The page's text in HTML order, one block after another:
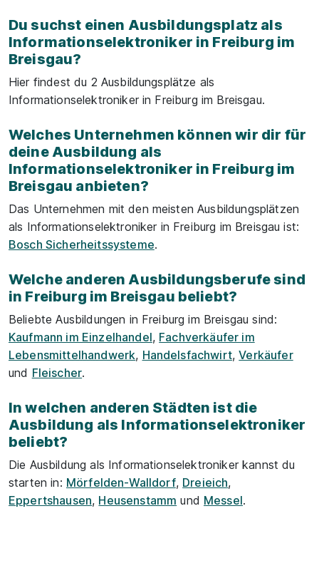
Du suchst einen Ausbildungsplatz als
Informationselektroniker in Freiburg im
Breisgau?
Hier findest du 2 Ausbildungsplätze als
Informationselektroniker in Freiburg im Breisgau.
Welches Unternehmen können wir dir für
deine Ausbildung als
Informationselektroniker in Freiburg im
Breisgau anbieten?
Das Unternehmen mit den meisten Ausbildungsplätzen
als Informationselektroniker in Freiburg im Breisgau ist:
Bosch Sicherheitssysteme.
Welche anderen Ausbildungsberufe sind
in Freiburg im Breisgau beliebt?
Beliebte Ausbildungen in Freiburg im Breisgau sind:
Kaufmann im Einzelhandel, Fachverkäufer im
Lebensmittelhandwerk, Handelsfachwirt,Verkäufer
und Fleischer.
In welchen anderen Städten ist die
Ausbildung als Informationselektroniker
beliebt?
Die Ausbildung als Informationselektroniker kannst du
starten in: Mörfelden-Walldorf, Dreieich,
Eppertshausen, Heusenstamm und Messel.